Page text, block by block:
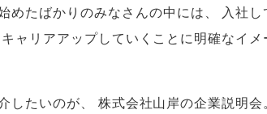
めたばかりのみなさんの中には、
入社
キャリアアップしていくことに明確なイ
したいのが、 株式会社山岸の企業説明会。